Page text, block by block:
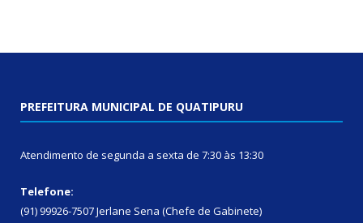
PREFEITURA MUNICIPAL DE QUATIPURU
Atendimento de segunda a sexta de 7:30 às 13:30
Telefone:
(91) 99926-7507 Jerlane Sena (Chefe de Gabinete)